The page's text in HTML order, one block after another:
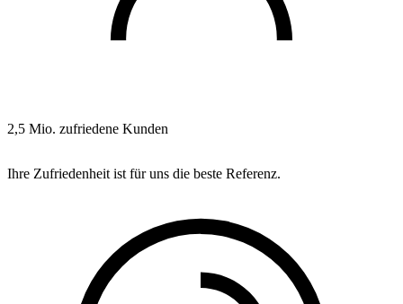
2,5 Mio. zufriedene Kunden
Ihre Zufriedenheit ist für uns die beste Referenz.